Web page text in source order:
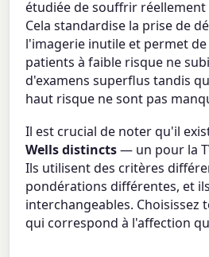
étudiée de souffrir
Cela standardise la prise de
l'imagerie inutile et permet
patients à faible risque ne
d'examens superflus tandis
haut risque ne sont pas
Il est crucial de noter qu'il
Wells distincts— un pour la
Ils utilisent des critères
pondérations différentes, et
interchangeables. Choisissez
qui correspond à l'affection